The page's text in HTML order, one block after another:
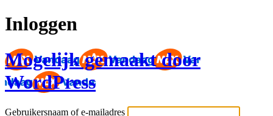
Inloggen
Mogelijk gemaakt door
WordPress
Gebruikersnaam of e-mailadres